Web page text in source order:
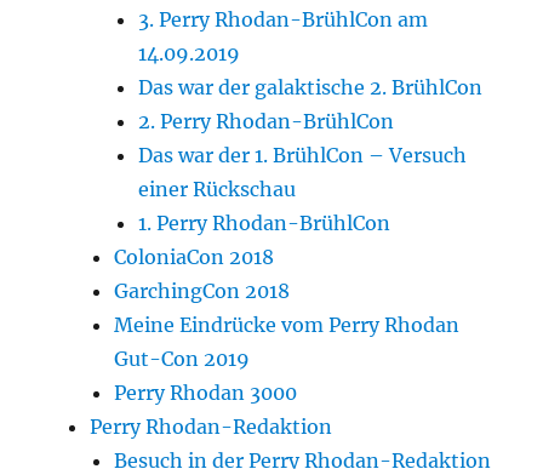
3. Perry Rhodan-BrühlCon am
14.09.2019
Das war der galaktische 2. BrühlCon
2. Perry Rhodan-BrühlCon
Das war der 1. BrühlCon – Versuch
einer Rückschau
1. Perry Rhodan-BrühlCon
ColoniaCon 2018
GarchingCon 2018
Meine Eindrücke vom Perry Rhodan
Gut-Con 2019
Perry Rhodan 3000
Perry Rhodan-Redaktion
Besuch in der Perry Rhodan-Redaktion